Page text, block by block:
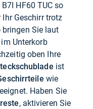
HF60 TUC so
Ihr Geschirr trotz
Sie laut
im Unterkorb
oben Ihre
ist
wie
Haben Sie
, aktivieren Sie